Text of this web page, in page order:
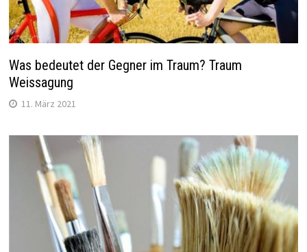
Was bedeutet der Gegner im Traum? Traum
Weissagung
11. März 2021